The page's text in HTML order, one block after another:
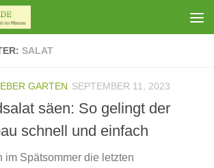
SALAT
GARTEN SEPTEMBER 11, 2023
säen: So gelingt der
schnell und einfach
im Spätsommer die letzten